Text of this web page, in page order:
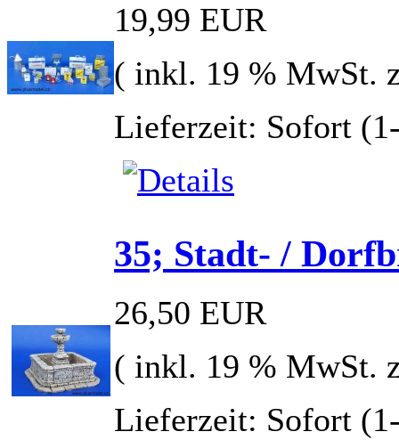
19,99 EUR
( inkl. 19 % MwSt.
Lieferzeit: Sofort
35; Stadt- /
26,50 EUR
( inkl. 19 % MwSt.
Lieferzeit: Sofort